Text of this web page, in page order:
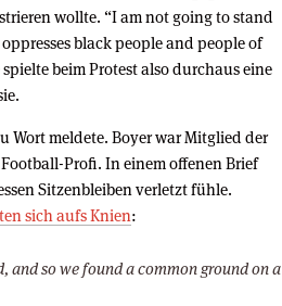
wollte. “I am not going to stand
black people and people of
spielte beim Protest also durchaus eine
Wort meldete. Boyer war Mitglied der
Profi. In einem offenen Brief
Sitzenbleiben verletzt fühle.
sich aufs Knien:
so we found a common ground on a